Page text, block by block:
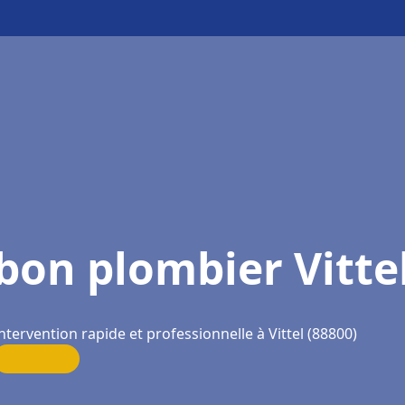
plombier
rapide et professionnelle à Vittel (88800)